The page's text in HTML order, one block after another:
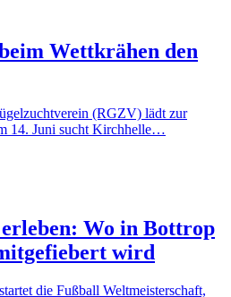
Wettkrähen den
(RGZV) lädt zur
14. Juni sucht Kirchhelle…
Wo in Bottrop
wird
die Fußball Weltmeisterschaft,